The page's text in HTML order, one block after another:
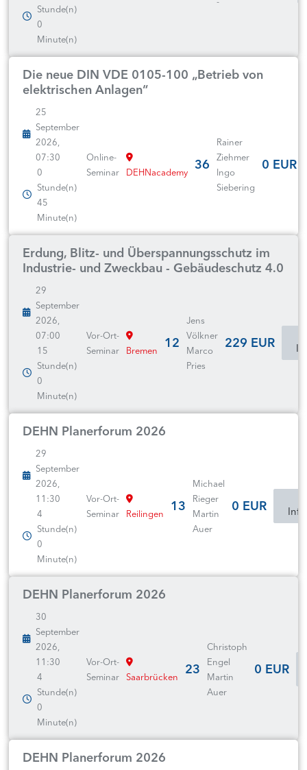
Stunde(n)
0
Minute(n)
Die neue DIN VDE 0105-100 „Betrieb von
elektrischen Anlagen“
25
September
2026,
07:30
0
Stunde(n)
45
Minute(n)
Online-
Seminar
DEHNacademy 36
Rainer
Ziehmer
Ingo
Siebering
0 EUR
Erdung, Blitz- und Überspannungsschutz im
Industrie- und Zweckbau - Gebäudeschutz 4.0
29
September
2026,
07:00
15
Stunde(n)
0
Minute(n)
Vor-Ort-
Seminar
Bremen 12
Jens
Völkner
Marco
Pries
229 EUR
DEHN Planerforum 2026
29
September
2026,
11:30
4
Stunde(n)
0
Minute(n)
Vor-Ort-
Seminar
Reilingen 13
Michael
Rieger
Martin
Auer
0 EUR
DEHN Planerforum 2026
30
September
2026,
11:30
4
Stunde(n)
0
Minute(n)
Vor-Ort-
Seminar
Saarbrücken 23
Christoph
Engel
Martin
Auer
0 EUR
DEHN Planerforum 2026